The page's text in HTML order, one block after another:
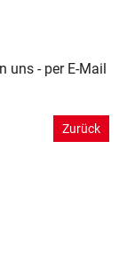
uns - per E-Mail
Zurück